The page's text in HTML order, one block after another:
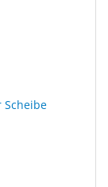
Scheibe
durchgehender